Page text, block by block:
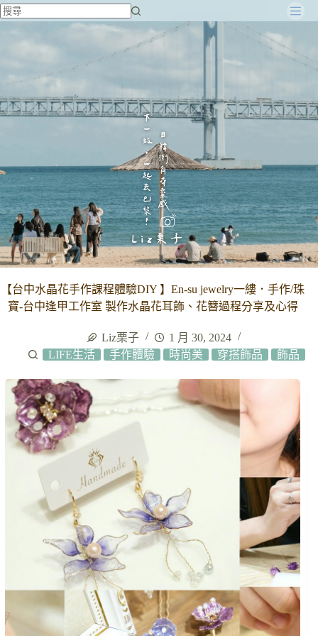
跳
容
【台中水晶花手作課程體驗DIY 】En-su jewelry一縷．手作/珠
寶-台中逢甲工作室 製作水晶花耳飾、花簪過程分享及心得
Liz栗子
1 月 30, 2024
LIFE生活
手作體驗 時尚美 穿搭飾品 飾品